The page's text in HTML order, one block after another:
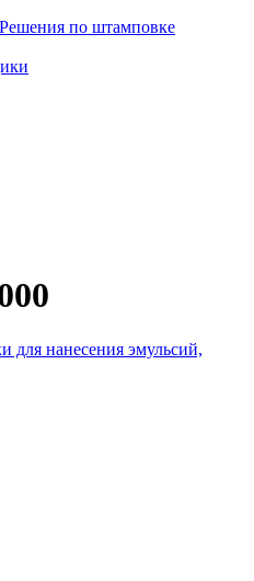
Решения по штамповке
для нанесения эмульсий,